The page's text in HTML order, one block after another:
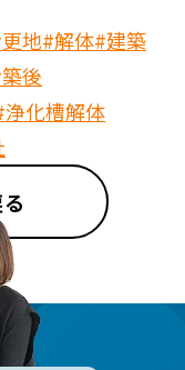
地#解体#建築
後
浄化槽解体